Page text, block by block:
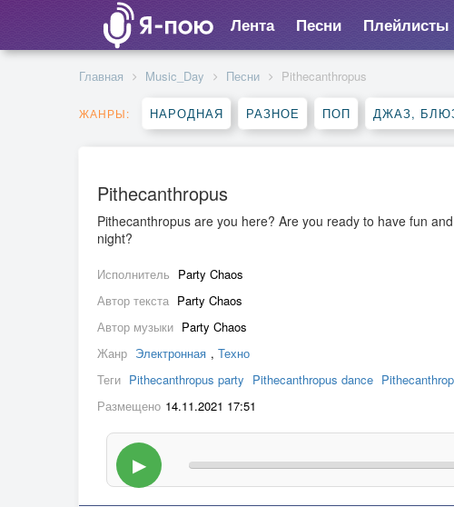
Лента Песни Плейлисты
Главная Music_Day Песни Pithecanthropus
ЖАНРЫ: НАРОДНАЯ РАЗНОЕ ПОП ДЖАЗ,
Pithecanthropus
Pithecanthropus are you here? Are you ready to have fun
night?
Исполнитель Party Chaos
Автор текста Party Chaos
Автор музыки Party Chaos
Жанр Электронная , Техно
Теги Pithecanthropus party Pithecanthropus dance
Размещено 14.11.2021 17:51
▶